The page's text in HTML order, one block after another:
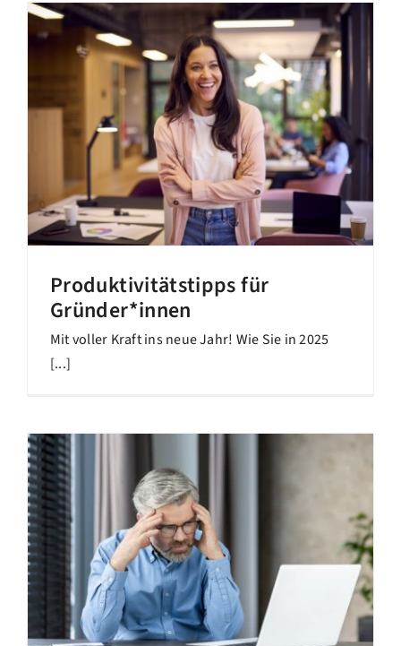
Produktivitätstipps für
Gründer*innen
Mit voller Kraft ins neue Jahr! Wie Sie in 2025
[...]